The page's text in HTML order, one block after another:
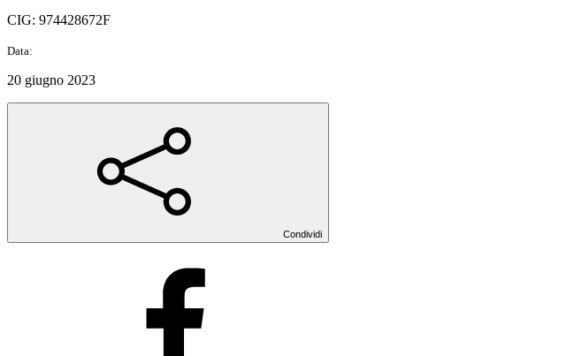
CIG: 974428672F
Data:
20 giugno 2023
Condividi